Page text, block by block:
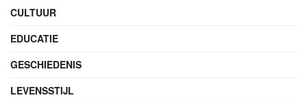
CULTUUR
EDUCATIE
GESCHIEDENIS
LEVENSSTIJL